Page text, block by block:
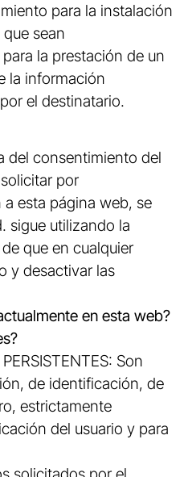
para la instalación
sean
la prestación de un
la información
el destinatario.
del consentimiento del
por
esta página web, se
sigue utilizando la
que en cualquier
y desactivar las
en esta web?
Son
de identificación, de
estrictamente
del usuario y para